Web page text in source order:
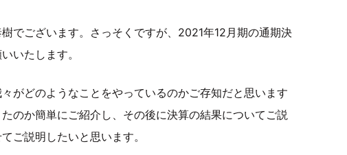
樹でございます。さっそくですが、2021年12月期の通期決
いたします。
がどのようなことをやっているのかご存知だと思います
のか簡単にご紹介し、その後に決算の結果についてご説
ご説明したいと思います。